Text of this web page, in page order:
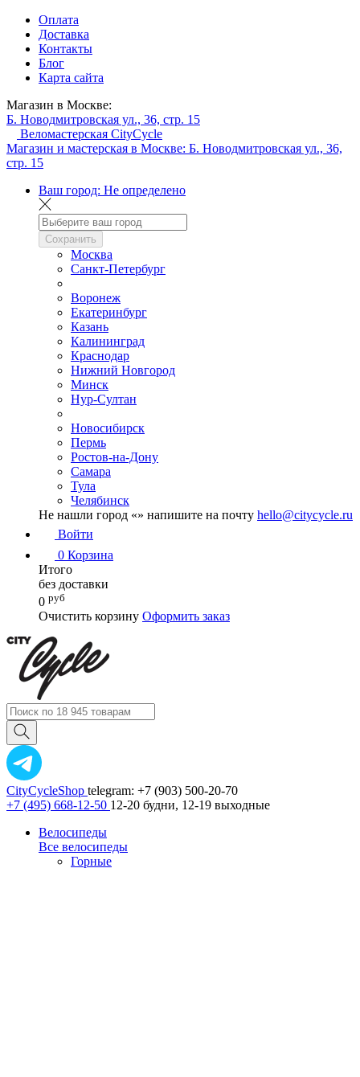
Оплата
Доставка
Контакты
Блог
Карта сайта
Магазин в Москве:
Б. Новодмитровская ул., 36, стр. 15
Веломастерская CityCycle
Магазин и мастерская в Москве: Б. Новодмитровская ул., 36,
стр. 15
Ваш город: Не определено
Сохранить
Москва
Санкт-Петербург
Воронеж
Екатеринбург
Казань
Калининград
Краснодар
Нижний Новгород
Минск
Нур-Султан
Новосибирск
Пермь
Ростов-на-Дону
Самара
Тула
Челябинск
Не нашли город «» напишите на почту hello@citycycle.ru
Войти
0 Корзина
Итого
без доставки
0 руб
Очистить корзину Оформить заказ
CityCycleShop telegram: +7 (903) 500-20-70
+7 (495) 668-12-50 12-20 будни, 12-19 выходные
Велосипеды
Все велосипеды
Горные